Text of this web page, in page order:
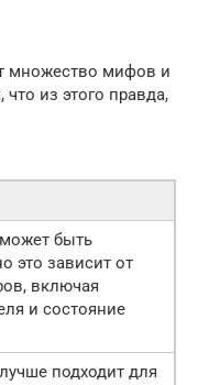
множество мифов и
из этого правда,
быть
это зависит от
включая
и состояние
подходит для